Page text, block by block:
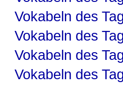
Vokabeln des
Vokabeln des
Vokabeln des
Vokabeln des